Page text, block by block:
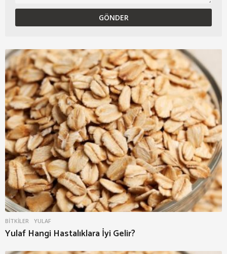
BITKILER YULAF
Yulaf Hangi Hastalıklara İyi Gelir?